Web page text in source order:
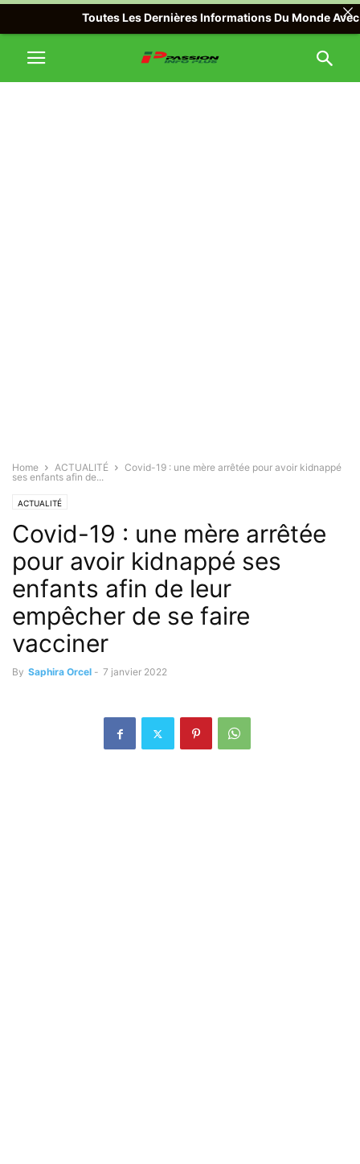
Home ACTUALITÉ
Covid-19 : une mère arrêtée pour avoir kidnappé
ses enfants afin de...
ACTUALITÉ
Covid-19 : une mère arrêtée
pour avoir kidnappé ses
enfants afin de leur
empêcher de se faire
vacciner
By Saphira Orcel - 7 janvier 2022
Toutes Les Dernières Informations Du Monde Avec